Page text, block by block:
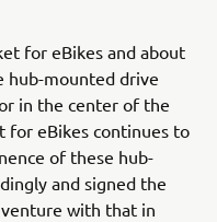
for eBikes and about
hub-mounted drive
in the center of the
for eBikes continues to
of these hub-
and signed the
with that in